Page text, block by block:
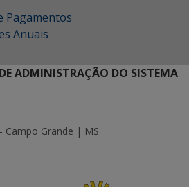
Pagamentos
Anuais
ADMINISTRAÇÃO DO SISTEMA
Campo Grande | MS